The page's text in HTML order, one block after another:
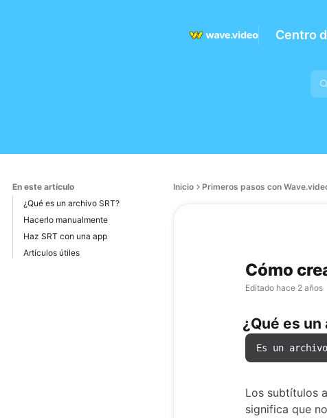
Centro
En este artículo
¿Qué es un archivo SRT?
Hacerlo manualmente
Haz SRT con una app
Artículos útiles
Inicio Primeros pasos con
Cómo
Editado hace 2 años
¿Qué es un
Es un
Los subtítulos
significa que